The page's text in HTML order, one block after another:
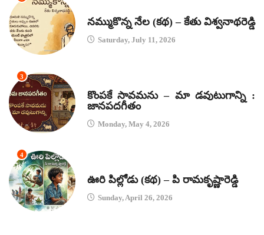
నమ్ముకొన్న నేల (కథ) – కేతు విశ్వనాథరెడ్డి
Saturday, July 11, 2026
3
కొంపకే సావమను – మా డవుటుగాన్ని :
జానపదగీతం
Monday, May 4, 2026
4
ఊరి పిల్లోడు (కథ) – పి రామకృష్ణారెడ్డి
Sunday, April 26, 2026